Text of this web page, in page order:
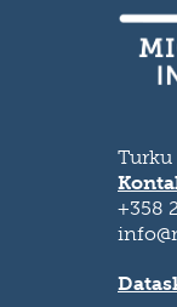
Turku
+358